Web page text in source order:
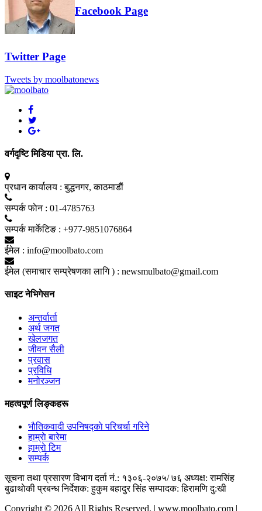
Facebook Page
Twitter Page
Tweets by moolbatonews
वर्गदृष्टि मिडिया प्रा. लि.
प्रधान कार्यालय : बुद्धनगर, काठमाडाैं
सम्पर्क फाेन : 01-4785763
सम्पर्क मार्केटिङ : +977-9851076864
ईमेल : info@moolbato.com
ईमेल (समाचार सम्प्रेषणका लागि ) : newsmulbato@gmail.com
साइट नेभिगेसन
अन्तर्वार्ता
अर्थ जगत
खेलजगत
जीवन सैली
प्रवास
प्रविधि
मनोरञ्जन
महत्वपूर्ण लिङ्कहरू
भाैतिकवादी उपनिषद्काे परिचर्चा गरिने
हाम्राे बारेमा
हाम्राे टिम
सम्पर्क
सूचना तथा प्रसारण विभाग दर्ता नं.: १३०६-२०७५/ ७६ अध्यक्ष: रामसिंह
बुढाथाेकी प्रबन्ध निर्देशक: हुकुम बहादुर सिंह सम्पादक: हिरामणि दु:खी
Copyright © 2026 All Rights Reserved. | www.moolbato.com |